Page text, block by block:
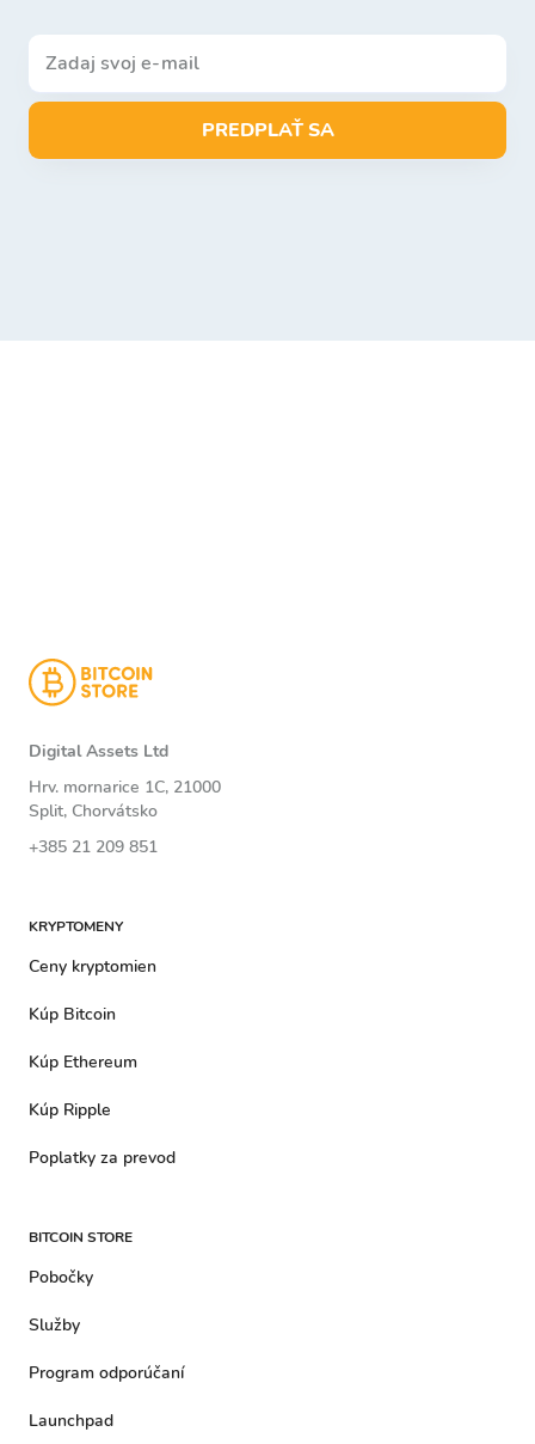
PREDPLAŤ SA
Digital Assets Ltd
Hrv. mornarice 1C, 21000
Split, Chorvátsko
+385 21 209 851
KRYPTOMENY
Ceny kryptomien
Kúp Bitcoin
Kúp Ethereum
Kúp Ripple
Poplatky za prevod
BITCOIN STORE
Pobočky
Služby
Program odporúčaní
Launchpad